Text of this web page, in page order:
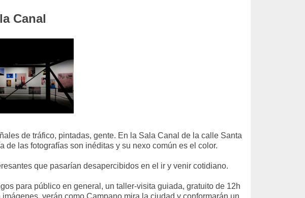
Canal
de tráfico, pintadas, gente. En la Sala Canal de la calle Santa
las fotografías son inéditas y su nexo común es el color.
que pasarían desapercibidos en el ir y venir cotidiano.
para público en general, un taller-visita guiada, gratuito de 12h